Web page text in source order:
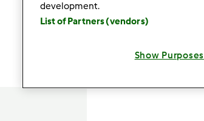
development.
List of Partners (vendors)
Show Purposes